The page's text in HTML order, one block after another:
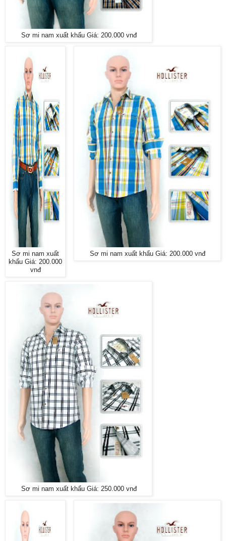
Sơ mi nam xuất khẩu Giá: 200.000 vnđ
Sơ mi nam xuất khẩu Giá: 200.000 vnđ
Sơ mi nam xuất
khẩu Giá: 200.000
vnđ
Sơ mi nam xuất khẩu Giá: 250.000 vnđ